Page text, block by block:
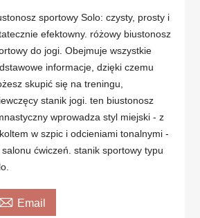
sportowy Solo: czysty, prosty i
efektowny. różowy biustonosz
do jogi. Obejmuje wszystkie
informacje, dzięki czemu
skupić się na treningu,
stanik jogi. ten biustonosz
wprowadza styl miejski - z
w szpic i odcieniami tonalnymi -
salonu ćwiczeń. stanik sportowy typu
 Email